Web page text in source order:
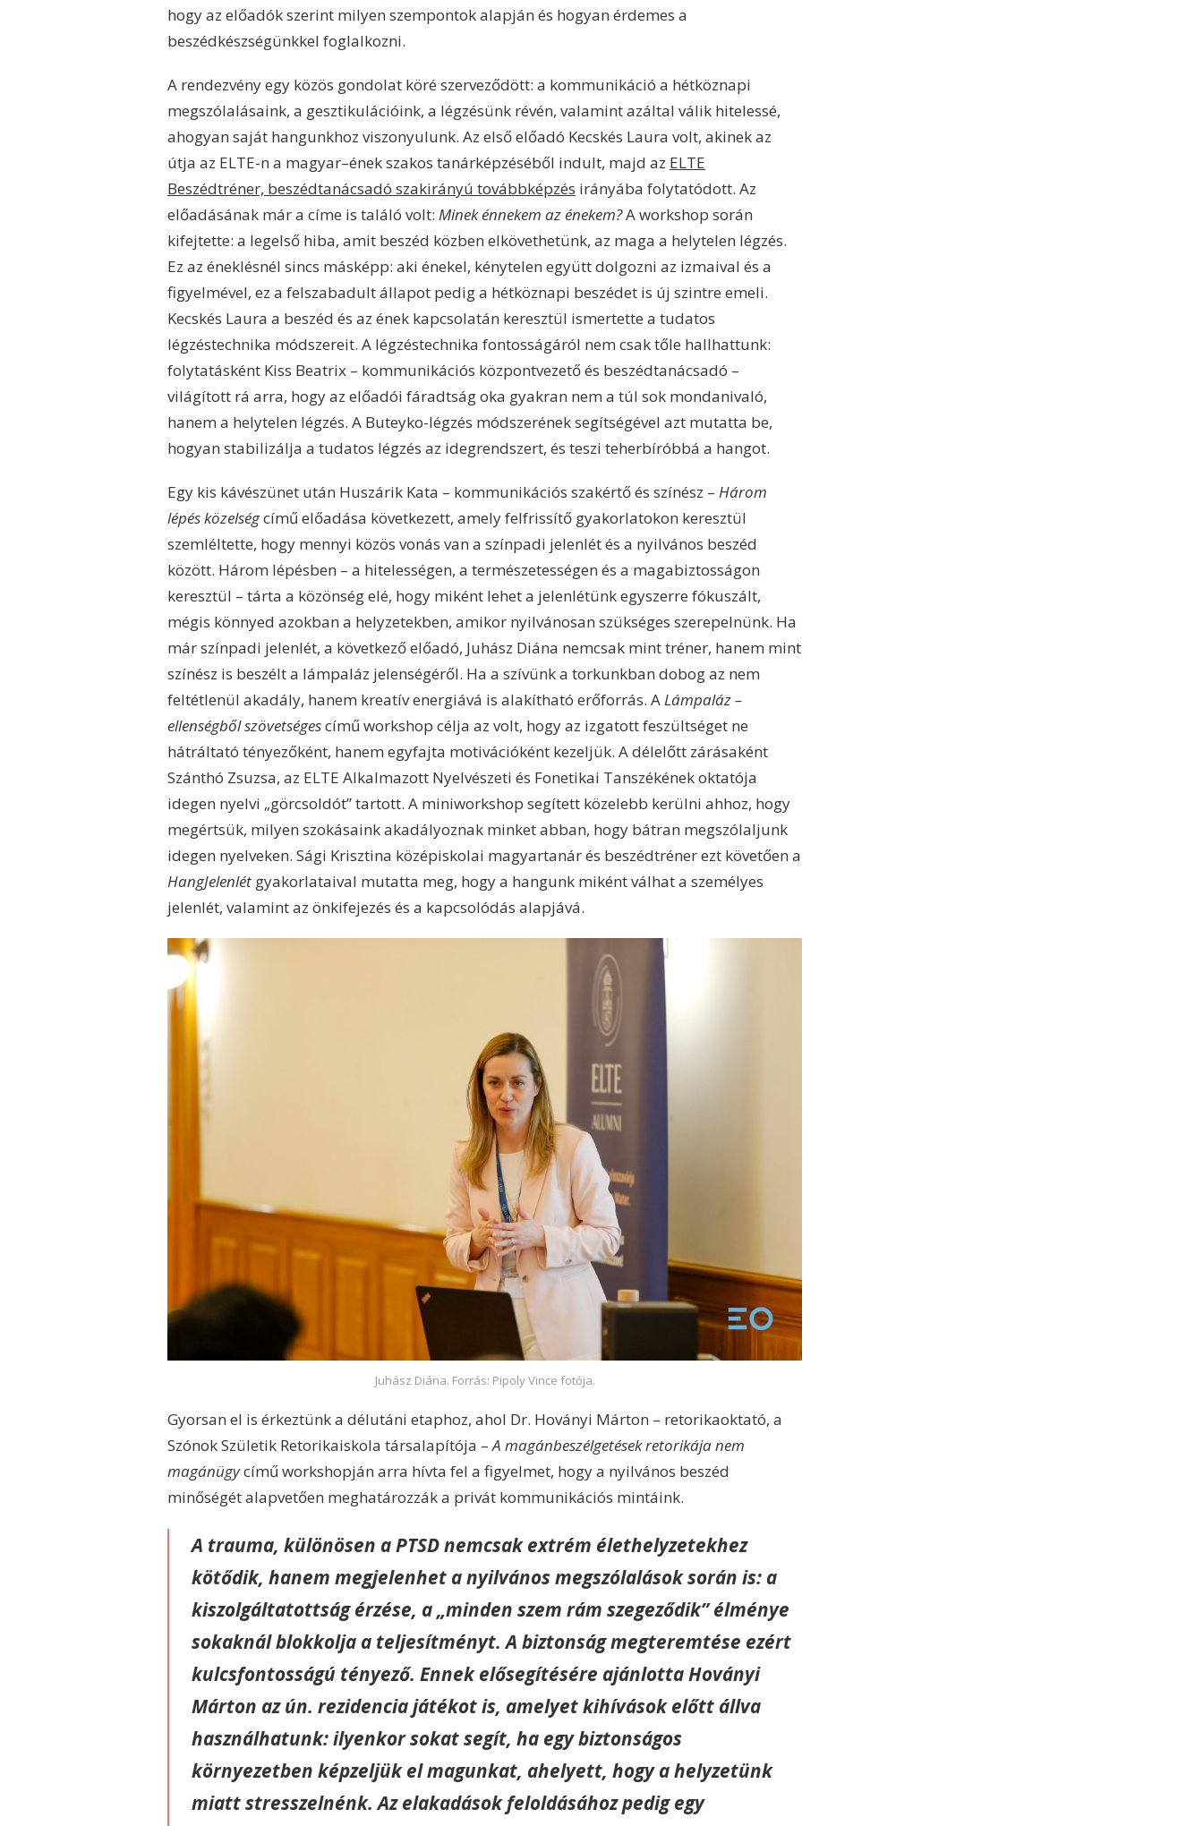
hogy az előadók szerint milyen szempontok alapján és hogyan érdemes a
beszédkészségünkkel foglalkozni.
A rendezvény egy közös gondolat köré szerveződött: a kommunikáció a hétköznapi
megszólalásaink, a gesztikulációink, a légzésünk révén, valamint azáltal válik hitelessé,
ahogyan saját hangunkhoz viszonyulunk. Az első előadó Kecskés Laura volt, akinek az
útja az ELTE-n a magyar–ének szakos tanárképzéséből indult, majd az ELTE
Beszédtréner, beszédtanácsadó szakirányú továbbképzés irányába folytatódott. Az
előadásának már a címe is találó volt: Minek énnekem az énekem?A workshop során
kifejtette: a legelső hiba, amit beszéd közben elkövethetünk, az maga a helytelen légzés.
Ez az éneklésnél sincs másképp: aki énekel, kénytelen együtt dolgozni az izmaival és a
figyelmével, ez a felszabadult állapot pedig a hétköznapi beszédet is új szintre emeli.
Kecskés Laura a beszéd és az ének kapcsolatán keresztül ismertette a tudatos
légzéstechnika módszereit. A légzéstechnika fontosságáról nem csak tőle hallhattunk:
folytatásként Kiss Beatrix – kommunikációs központvezető és beszédtanácsadó –
világított rá arra, hogy az előadói fáradtság oka gyakran nem a túl sok mondanivaló,
hanem a helytelen légzés. A Buteyko-légzés módszerének segítségével azt mutatta be,
hogyan stabilizálja a tudatos légzés az idegrendszert, és teszi teherbíróbbá a hangot.
Egy kis kávészünet után Huszárik Kata – kommunikációs szakértő és színész – Három
lépés közelségcímű előadása következett, amely felfrissítő gyakorlatokon keresztül
szemléltette, hogy mennyi közös vonás van a színpadi jelenlét és a nyilvános beszéd
között. Három lépésben – a hitelességen, a természetességen és a magabiztosságon
keresztül – tárta a közönség elé, hogy miként lehet a jelenlétünk egyszerre fókuszált,
mégis könnyed azokban a helyzetekben, amikor nyilvánosan szükséges szerepelnünk. Ha
már színpadi jelenlét, a következő előadó, Juhász Diána nemcsak mint tréner, hanem mint
színész is beszélt a lámpaláz jelenségéről. Ha a szívünk a torkunkban dobog az nem
feltétlenül akadály, hanem kreatív energiává is alakítható erőforrás. A Lámpaláz –
ellenségből szövetségescímű workshop célja az volt, hogy az izgatott feszültséget ne
hátráltató tényezőként, hanem egyfajta motivációként kezeljük. A délelőtt zárásaként
Szánthó Zsuzsa, az ELTE Alkalmazott Nyelvészeti és Fonetikai Tanszékének oktatója
idegen nyelvi „görcsoldót” tartott. A miniworkshop segített közelebb kerülni ahhoz, hogy
megértsük, milyen szokásaink akadályoznak minket abban, hogy bátran megszólaljunk
idegen nyelveken. Sági Krisztina középiskolai magyartanár és beszédtréner ezt követően a
HangJelenlét gyakorlataival mutatta meg, hogy a hangunk miként válhat a személyes
jelenlét, valamint az önkifejezés és a kapcsolódás alapjává.
Juhász Diána. Forrás: Pipoly Vince fotója.
Gyorsan el is érkeztünk a délutáni etaphoz, ahol Dr. Hoványi Márton – retorikaoktató, a
Szónok Születik Retorikaiskola társalapítója –A magánbeszélgetések retorikája nem
magánügycímű workshopján arra hívta fel a figyelmet, hogy a nyilvános beszéd
minőségét alapvetően meghatározzák a privát kommunikációs mintáink.
A trauma, különösen a PTSD nemcsak extrém élethelyzetekhez
kötődik, hanem megjelenhet a nyilvános megszólalások során is: a
kiszolgáltatottság érzése, a „minden szem rám szegeződik” élménye
sokaknál blokkolja a teljesítményt. A biztonság megteremtése ezért
kulcsfontosságú tényező. Ennek elősegítésére ajánlotta Hoványi
Márton az ún. rezidencia játékot is, amelyet kihívások előtt állva
használhatunk: ilyenkor sokat segít, ha egy biztonságos
környezetben képzeljük el magunkat, ahelyett, hogy a helyzetünk
miatt stresszelnénk. Az elakadások feloldásához pedig egy